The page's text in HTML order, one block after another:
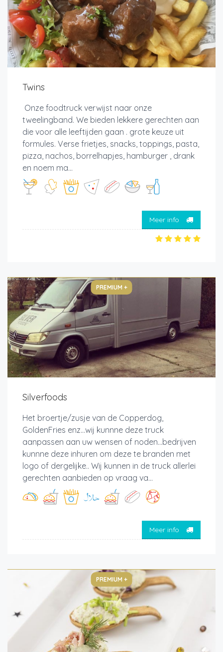
Twins
Onze foodtruck verwijst naar onze
tweelingband. We bieden lekkere gerechten aan
die voor alle leeftijden gaan . grote keuze uit
formules. Verse frietjes, snacks, toppings, pasta,
pizza, nachos, borrelhapjes, hamburger , drank
en noem ma...
Meer info
PREMIUM +
Silverfoods
Het broertje/zusje van de Copperdog,
GoldenFries enz...wij kunnne deze truck
aanpassen aan uw wensen of noden...bedrijven
kunnne deze inhuren om deze te branden met
logo of dergelijke.. Wij kunnen in de truck allerlei
gerechten aanbieden op vraag va...
Meer info
PREMIUM +